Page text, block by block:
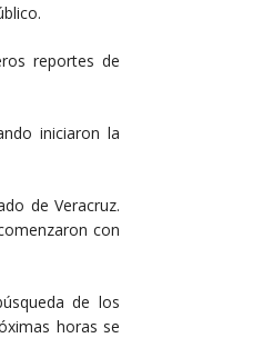
reportes de
iniciaron la
de Veracruz.
con
de los
horas se